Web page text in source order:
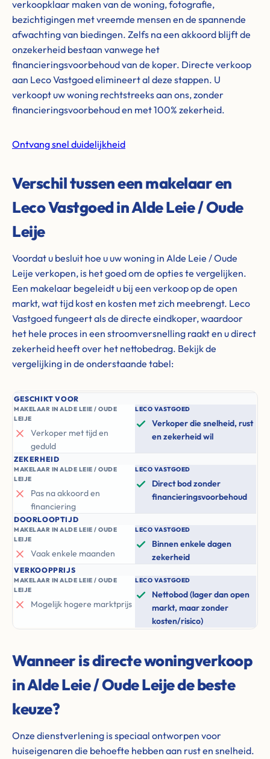
verkoopklaar maken van de woning, fotografie,
bezichtigingen met vreemde mensen en de spannende
afwachting van biedingen. Zelfs na een akkoord blijft de
onzekerheid bestaan vanwege het
financieringsvoorbehoud van de koper. Directe verkoop
aan Leco Vastgoed elimineert al deze stappen. U
verkoopt uw woning rechtstreeks aan ons, zonder
financieringsvoorbehoud en met 100% zekerheid.
Ontvang snel duidelijkheid
Verschil tussen een makelaar en
Leco Vastgoed in Alde Leie / Oude
Leije
Voordat u besluit hoe u uw woning in Alde Leie / Oude
Leije verkopen, is het goed om de opties te vergelijken.
Een makelaar begeleidt u bij een verkoop op de open
markt, wat tijd kost en kosten met zich meebrengt. Leco
Vastgoed fungeert als de directe eindkoper, waardoor
het hele proces in een stroomversnelling raakt en u direct
zekerheid heeft over het nettobedrag. Bekijk de
vergelijking in de onderstaande tabel:
GESCHIKT VOOR
MAKELAAR IN ALDE LEIE / OUDE
LEIJE
Verkoper met tijd en
geduld
LECO VASTGOED
Verkoper die snelheid, rust
en zekerheid wil
ZEKERHEID
MAKELAAR IN ALDE LEIE / OUDE
LEIJE
Pas na akkoord en
financiering
LECO VASTGOED
Direct bod zonder
financieringsvoorbehoud
DOORLOOPTIJD
MAKELAAR IN ALDE LEIE / OUDE
LEIJE
Vaak enkele maanden
LECO VASTGOED
Binnen enkele dagen
zekerheid
VERKOOPPRIJS
MAKELAAR IN ALDE LEIE / OUDE
LEIJE
Mogelijk hogere marktprijs
LECO VASTGOED
Nettobod (lager dan open
markt, maar zonder
kosten/risico)
Wanneer is directe woningverkoop
in Alde Leie / Oude Leije de beste
keuze?
Onze dienstverlening is speciaal ontworpen voor
huiseigenaren die behoefte hebben aan rust en snelheid.